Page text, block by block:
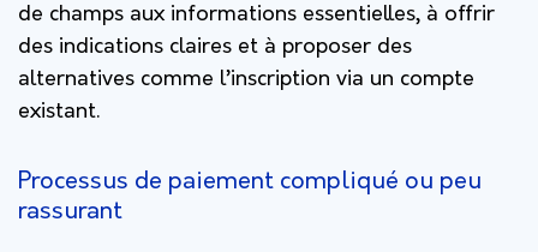
de champs aux informations essentielles, à offrir
des indications claires et à proposer des
alternatives comme l’inscription via un compte
existant.
Processus de paiement compliqué ou peu
rassurant